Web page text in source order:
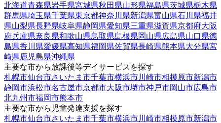
北海道青森県岩手県宮城県秋田県山形県福島県茨城県栃木県
群馬県埼玉県千葉県東京都神奈川県新潟県富山県石川県福井
県山梨県長野県岐阜県静岡県愛知県三重県滋賀県京都府大阪
府兵庫県奈良県和歌山県鳥取県島根県岡山県広島県山口県徳
島県香川県愛媛県高知県福岡県佐賀県長崎県熊本県大分県宮
崎県鹿児島県沖縄県
主要な市から放課後等デイサービスを探す
札幌市仙台市さいたま市千葉市横浜市川崎市相模原市新潟市
静岡市浜松市名古屋市京都市大阪市堺市神戸市岡山市広島市
北九州市福岡市熊本市
主要な市から児童発達支援を探す
札幌市仙台市さいたま市千葉市横浜市川崎市相模原市新潟市